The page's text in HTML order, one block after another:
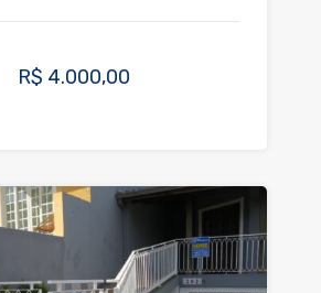
R$ 4.000,00